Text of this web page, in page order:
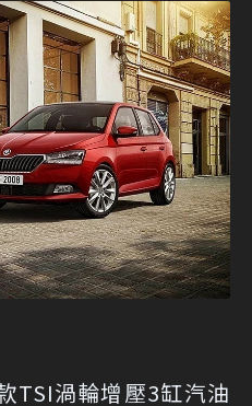
TSI渦輪增壓3缸汽油